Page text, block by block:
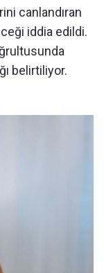
canlandıran
iddia edildi.
belirtiliyor.